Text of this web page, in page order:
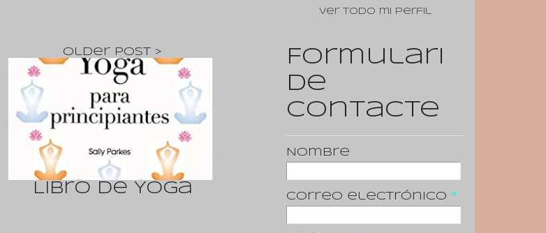
Libro de Yoga
Ver todo mi perfil
Formulari
de
contacte
Nombre
Correo electrónico *